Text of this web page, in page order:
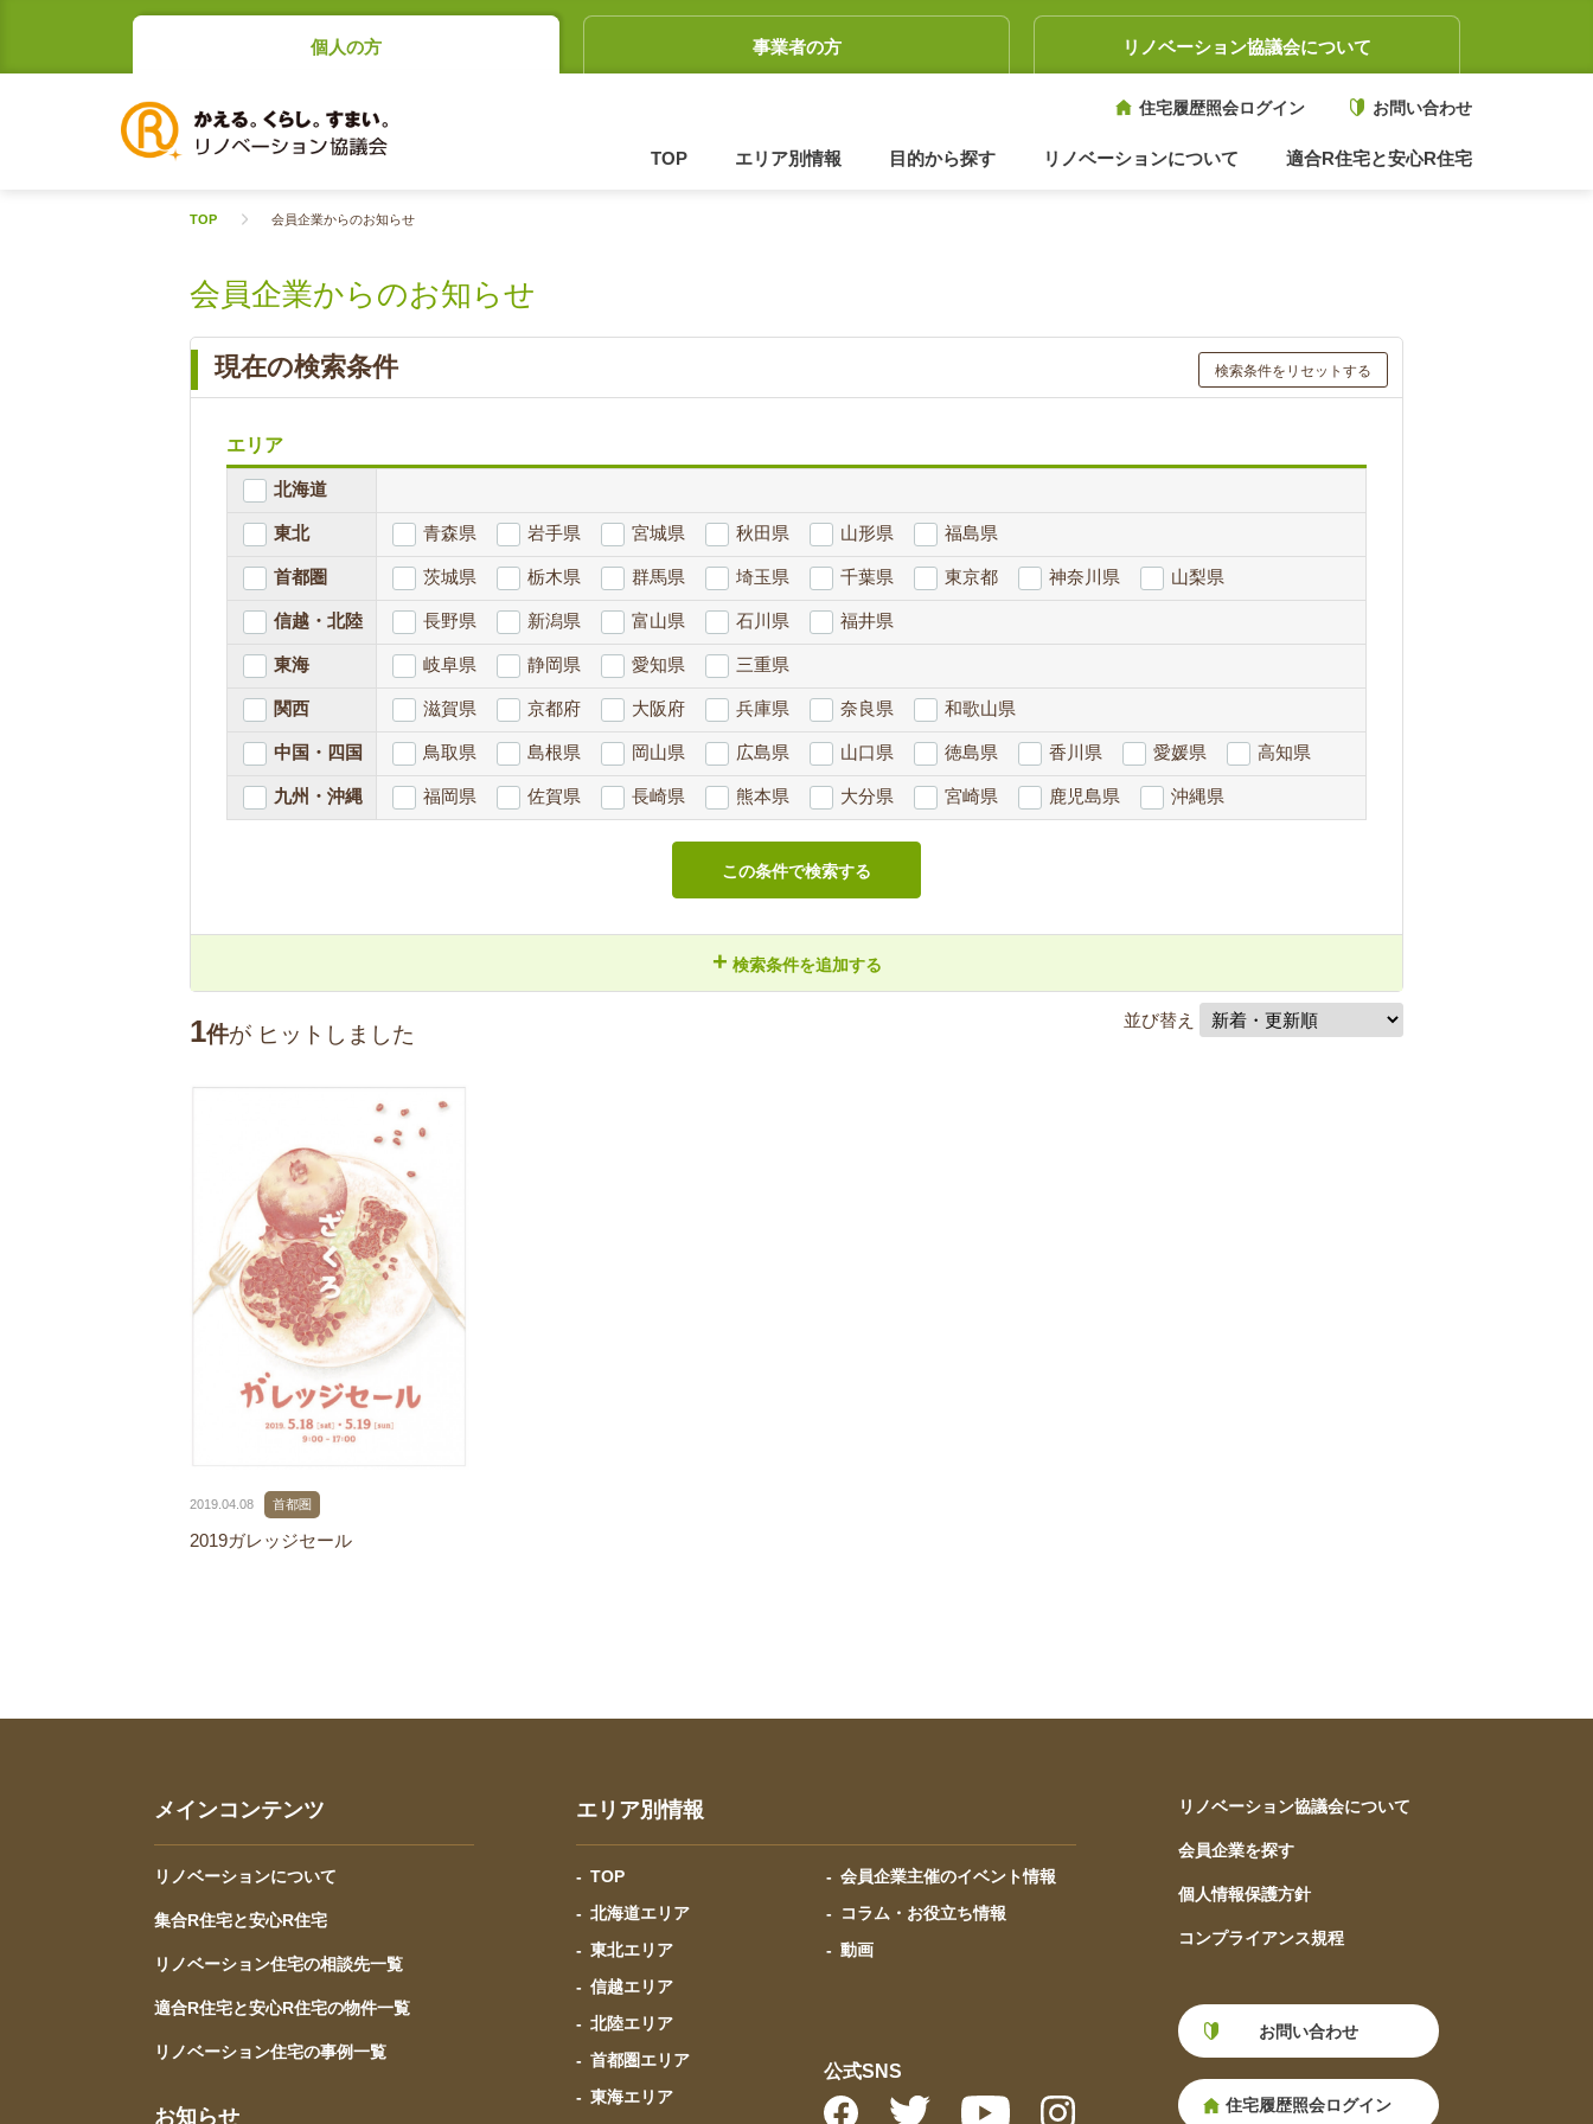
個人の方 事業者の方 リノベーション協議会について
住宅履歴照会ログイン お問い合わせ
TOP エリア別情報 目的から探す リノベーションについて 適合R住宅と安心R住宅
TOP 会員企業からのお知らせ
会員企業からのお知らせ
現在の検索条件 検索条件をリセットする
エリア
北海道
東北 青森県 岩手県 宮城県 秋田県 山形県 福島県
首都圏 茨城県 栃木県 群馬県 埼玉県 千葉県 東京都 神奈川県 山梨県
信越・北陸 長野県 新潟県 富山県 石川県 福井県
東海 岐阜県 静岡県 愛知県 三重県
関西 滋賀県 京都府 大阪府 兵庫県 奈良県 和歌山県
中国・四国 鳥取県 島根県 岡山県 広島県 山口県 徳島県 香川県 愛媛県 高知県
九州・沖縄 福岡県 佐賀県 長崎県 熊本県 大分県 宮崎県 鹿児島県 沖縄県
この条件で検索する
+ 検索条件を追加する
1件が ヒットしました
並び替え
2019.04.08 首都圏
2019ガレッジセール
メインコンテンツ
リノベーションについて
集合R住宅と安心R住宅
リノベーション住宅の相談先一覧
適合R住宅と安心R住宅の物件一覧
リノベーション住宅の事例一覧
お知らせ
エリア別情報
TOP
北海道エリア
東北エリア
信越エリア
北陸エリア
首都圏エリア
東海エリア
会員企業主催のイベント情報
コラム・お役立ち情報
動画
リノベーション協議会について
会員企業を探す
個人情報保護方針
コンプライアンス規程
お問い合わせ
住宅履歴照会ログイン
公式SNS